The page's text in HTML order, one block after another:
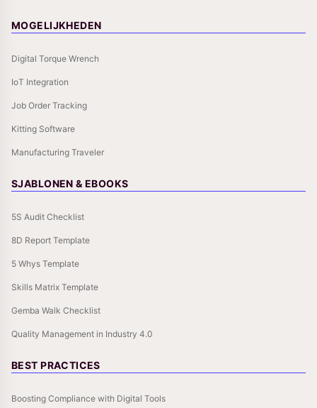
MOGELIJKHEDEN
Digital Torque Wrench
IoT Integration
Job Order Tracking
Kitting Software
Manufacturing Traveler
SJABLONEN & EBOOKS
5S Audit Checklist
8D Report Template
5 Whys Template
Skills Matrix Template
Gemba Walk Checklist
Quality Management in Industry 4.0
BEST PRACTICES
Boosting Compliance with Digital Tools